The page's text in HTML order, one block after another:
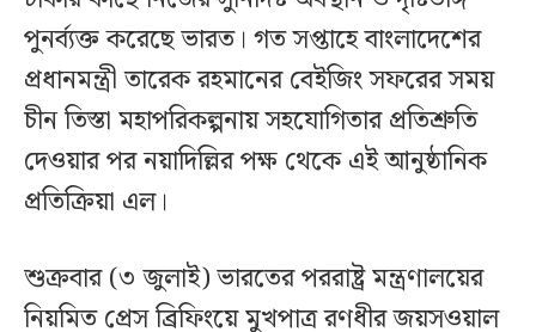
পুনর্ব্যক্ত করেছে ভারত। গত সপ্তাহে বাংলাদেশের
প্রধানমন্ত্রী তারেক রহমানের বেইজিং সফরের সময়
চীন তিস্তা মহাপরিকল্পনায় সহযোগিতার প্রতিশ্রুতি
দেওয়ার পর নয়াদিল্লির পক্ষ থেকে এই আনুষ্ঠানিক
প্রতিক্রিয়া এল।
শুক্রবার (৩ জুলাই) ভারতের পররাষ্ট্র মন্ত্রণালয়ের
নিয়মিত প্রেস ব্রিফিংয়ে মুখপাত্র রণধীর জয়সওয়াল